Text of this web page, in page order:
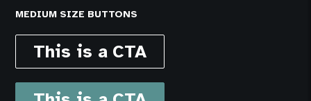
MEDIUM SIZE BUTTONS
This is a CTA